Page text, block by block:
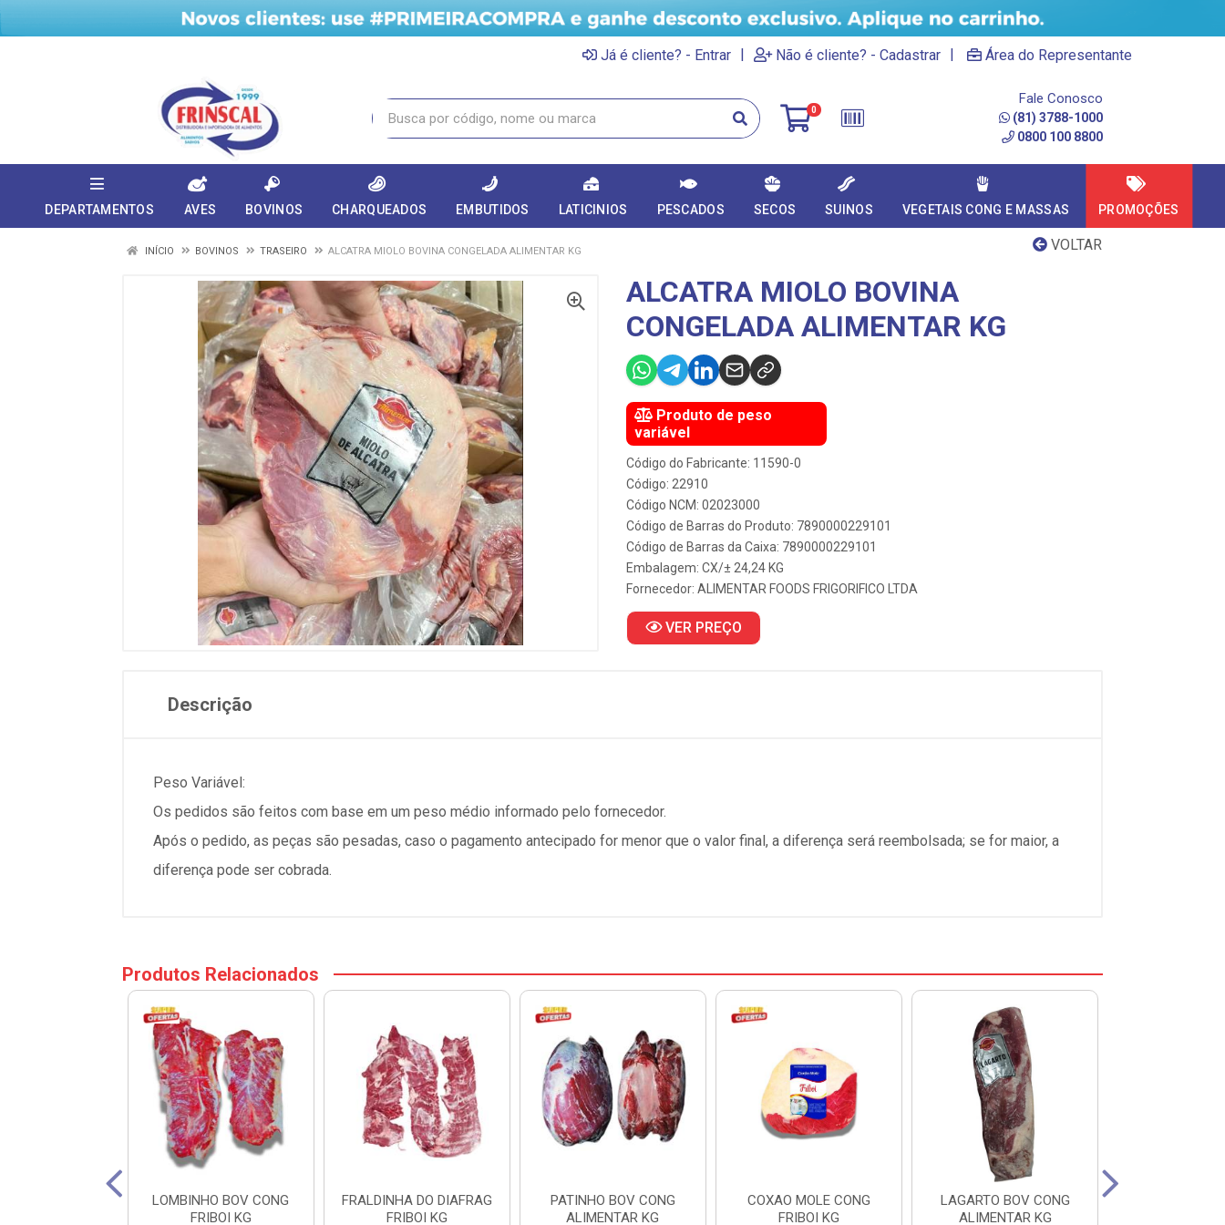
Já é cliente? - Entrar | Não é cliente? - Cadastrar | Área do Representante
0
Fale Conosco
(81) 3788-1000
0800 100 8800
DEPARTAMENTOS AVES BOVINOS CHARQUEADOS EMBUTIDOS LATICINIOS PESCADOS SECOS SUINOS VEGETAIS CONG E MASSAS PROMOÇÕES
VOLTAR
INÍCIO BOVINOS TRASEIRO ALCATRA MIOLO BOVINA CONGELADA ALIMENTAR KG
ALCATRA MIOLO BOVINA
CONGELADA ALIMENTAR KG
Produto de peso
variável
Código do Fabricante: 11590-0
Código: 22910
Código NCM: 02023000
Código de Barras do Produto: 7890000229101
Código de Barras da Caixa: 7890000229101
Embalagem: CX/± 24,24 KG
Fornecedor: ALIMENTAR FOODS FRIGORIFICO LTDA
VER PREÇO
Descrição
Peso Variável:
Os pedidos são feitos com base em um peso médio informado pelo fornecedor.
Após o pedido, as peças são pesadas, caso o pagamento antecipado for menor que o valor final, a diferença será reembolsada; se for maior, a
diferença pode ser cobrada.
Produtos Relacionados
LOMBINHO BOV CONG
FRIBOI KG
FRALDINHA DO DIAFRAG
FRIBOI KG
PATINHO BOV CONG
ALIMENTAR KG
COXAO MOLE CONG
FRIBOI KG
LAGARTO BOV CONG
ALIMENTAR KG